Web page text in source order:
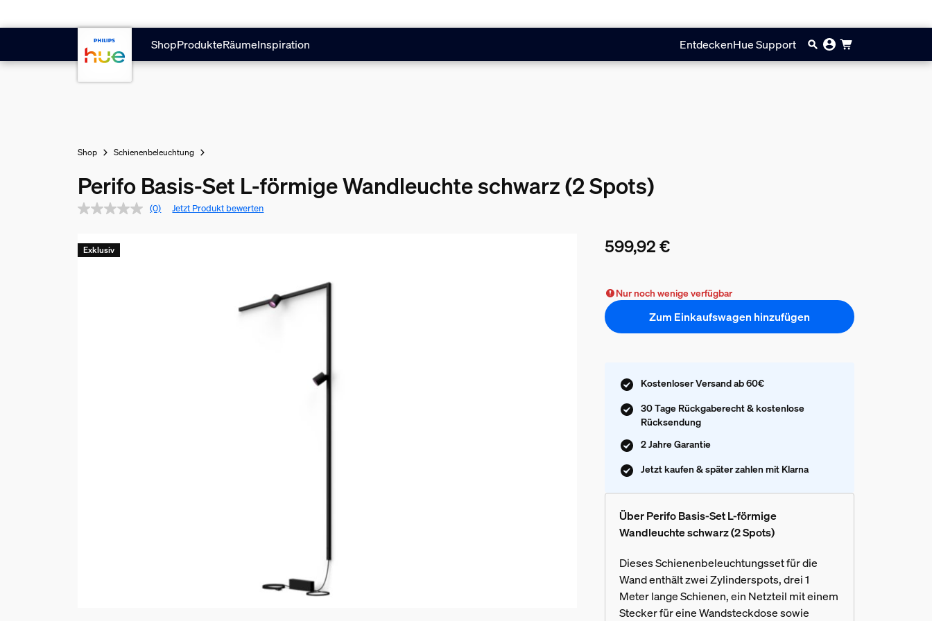
ShopProdukteRäumeInspiration EntdeckenHue Support
Shop Schienenbeleuchtung
Perifo Basis-Set L-förmige Wandleuchte schwarz (2 Spots)
(0) Jetzt Produkt bewerten
599,92 €
Exklusiv
Nur noch wenige verfügbar
Zum Einkaufswagen hinzufügen
Kostenloser Versand ab 60€
30 Tage Rückgaberecht & kostenlose
Rücksendung
2 Jahre Garantie
Jetzt kaufen & später zahlen mit Klarna
Über Perifo Basis-Set L-förmige
Wandleuchte schwarz (2 Spots)
Dieses Schienenbeleuchtungsset für die
Wand enthält zwei Zylinderspots, drei 1
Meter lange Schienen, ein Netzteil mit einem
Stecker für eine Wandsteckdose sowie